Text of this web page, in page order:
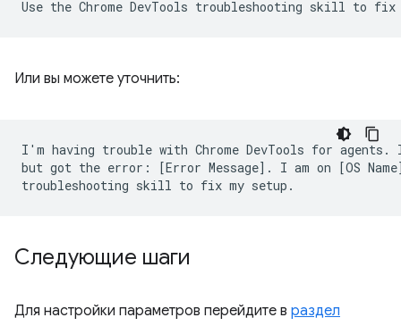
Или вы можете уточнить:
I'm having trouble with Chrome DevTools for
but got the error: [Error Message]. I am on [OS
Следующие шаги
Для настройки параметров перейдите в раздел